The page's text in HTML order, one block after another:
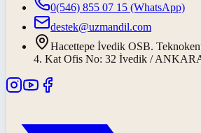
0(546) 855 07 15 (WhatsApp)
destek@uzmandil.com
Hacettepe İvedik OSB.
4. Kat Ofis No: 32 İvedik /